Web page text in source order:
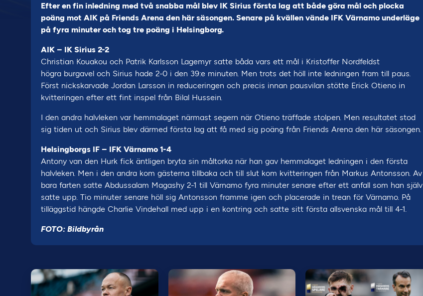
Efter en fin inledning med två snabba mål blev IK Sirius första lag att både göra mål och plocka
poäng mot AIK på Friends Arena den här säsongen. Senare på kvällen vände IFK Värnamo underläge
på fyra minuter och tog tre poäng i Helsingborg.
AIK – IK Sirius 2-2
Christian Kouakou och Patrik Karlsson Lagemyr satte båda vars ett mål i Kristoffer Nordfeldst
högra burgavel och Sirius hade 2-0 i den 39:e minuten. Men trots det höll inte ledningen fram till paus.
Först nickskarvade Jordan Larsson in reduceringen och precis innan pausvilan stötte Erick Otieno in
kvitteringen efter ett fint inspel från Bilal Hussein.
I den andra halvleken var hemmalaget närmast segern när Otieno träffade stolpen. Men resultatet stod
sig tiden ut och Sirius blev därmed första lag att få med sig poäng från Friends Arena den här säsongen.
Helsingborgs IF – IFK Värnamo 1-4
Antony van den Hurk fick äntligen bryta sin måltorka när han gav hemmalaget ledningen i den första
halvleken. Men i den andra kom gästerna tillbaka och till slut kom kvitteringen från Markus Antonsson. Av
bara farten satte Abdussalam Magashy 2-1 till Värnamo fyra minuter senare efter ett anfall som han själv
satte upp. Tio minuter senare höll sig Antonsson framme igen och placerade in trean för Värnamo. På
tilläggstid hängde Charlie Vindehall med upp i en kontring och satte sitt första allsvenska mål till 4-1.
FOTO: Bildbyrån